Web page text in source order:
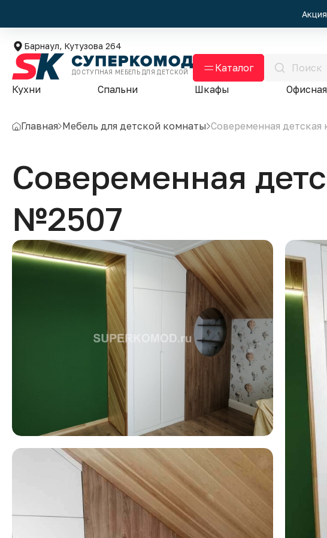
Барнаул, Кутузова 264
ДОСТУПНАЯ МЕБЕЛЬ ДЛЯ ДЕТСКОЙ Каталог
Кухни
Спальни Шкафы
Главная Мебель для детской комнаты Совеременная детская
Совеременная
№2507